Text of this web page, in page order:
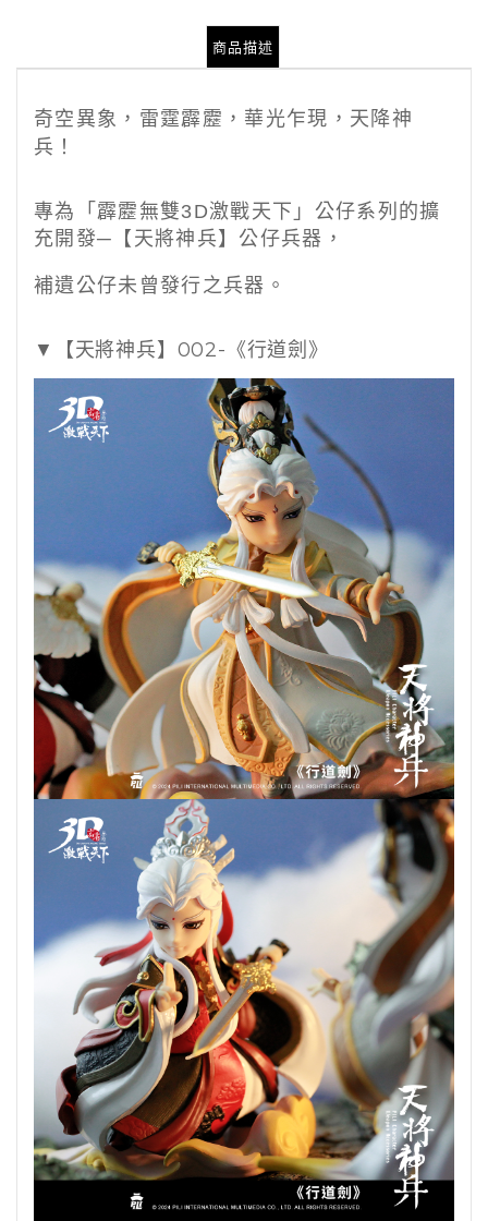
商品描述
奇空異象，雷霆霹靂，華光乍現，天降神
兵！
專為「霹靂無雙3D激戰天下」公仔系列的擴
充開發─ 【天將神兵】公仔兵器，
補遺公仔未曾發行之兵器。
▼【天將神兵】002-《行道劍》